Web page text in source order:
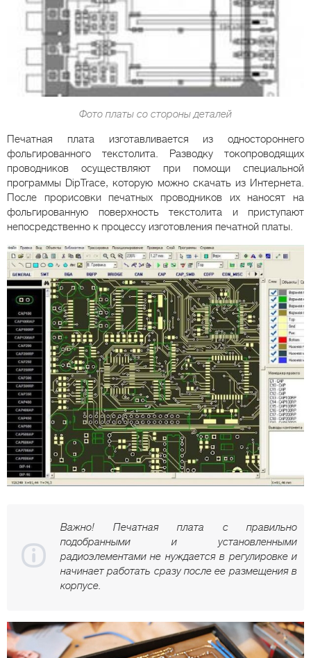
Фото платы со стороны деталей
Печатная плата изготавливается из одностороннего
фольгированного текстолита. Разводку токопроводящих
проводников осуществляют при помощи специальной
программы DipTrace, которую можно скачать из Интернета.
После прорисовки печатных проводников их наносят на
фольгированную поверхность текстолита и приступают
непосредственно к процессу изготовления печатной платы.
Важно! Печатная плата с правильно
подобранными и установленными
радиоэлементами не нуждается в регулировке и
начинает работать сразу после ее размещения в
корпусе.